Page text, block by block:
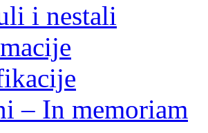
i nestali
– In memoriam